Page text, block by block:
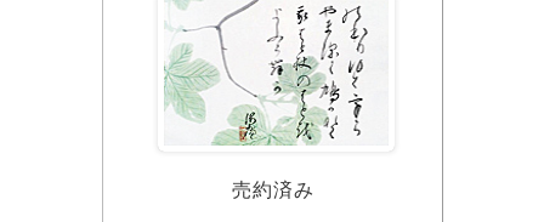
売約済み